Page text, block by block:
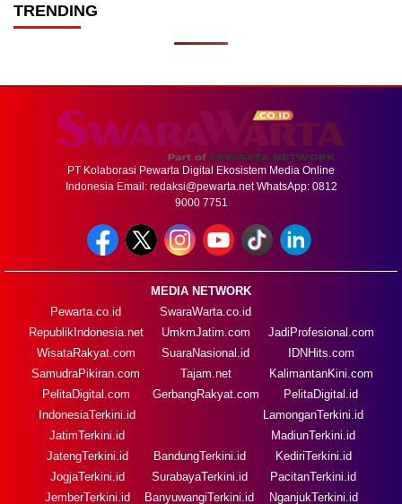
TRENDING
PT Kolaborasi Pewarta Digital Ekosistem Media Online
Indonesia Email: redaksi@pewarta.netWhatsApp: 0812
9000 7751
MEDIA NETWORK
Pewarta.co.id
RepublikIndonesia.net
WisataRakyat.com
SamudraPikiran.com
PelitaDigital.com
SwaraWarta.co.id
UmkmJatim.com
SuaraNasional.id
Tajam.net
GerbangRakyat.com
JadiProfesional.com
IDNHits.com
KalimantanKini.com
PelitaDigital.id
IndonesiaTerkini.id
JatimTerkini.id
JatengTerkini.id
JogjaTerkini.id
JemberTerkini.id
BandungTerkini.id
SurabayaTerkini.id
BanyuwangiTerkini.id
LamonganTerkini.id
MadiunTerkini.id
KediriTerkini.id
PacitanTerkini.id
NganjukTerkini.id